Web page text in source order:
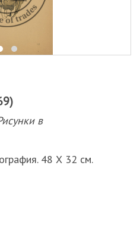
в
48 Х 32 см.